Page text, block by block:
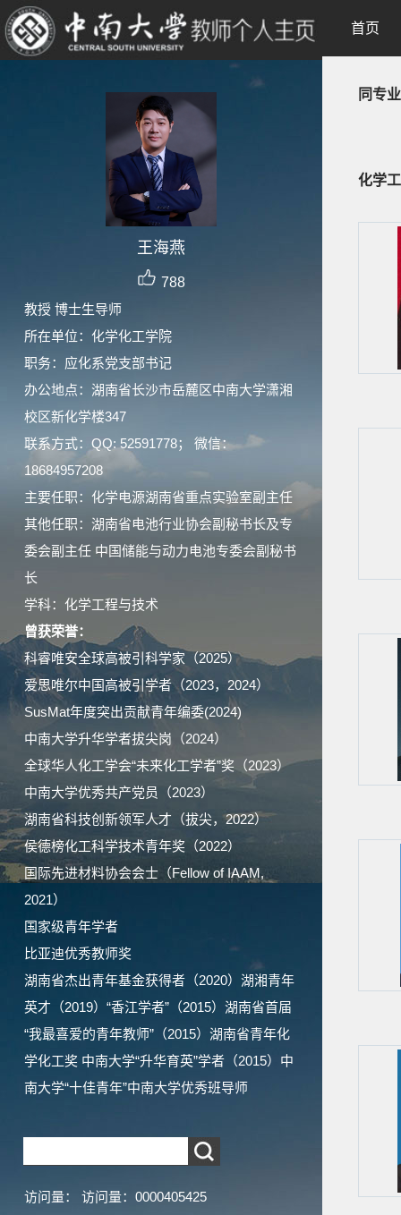
王海燕
788
教授 博士生导师
所在单位：化学化工学院
职务：应化系党支部书记
办公地点：湖南省长沙市岳麓区中南大学潇湘
校区新化学楼347
联系方式：QQ: 52591778； 微信：
18684957208
主要任职：化学电源湖南省重点实验室副主任
其他任职：湖南省电池行业协会副秘书长及专
委会副主任 中国储能与动力电池专委会副秘书
长
学科：化学工程与技术
曾获荣誉：
科睿唯安全球高被引科学家（2025）
爱思唯尔中国高被引学者（2023，2024）
SusMat年度突出贡献青年编委(2024)
中南大学升华学者拔尖岗（2024）
全球华人化工学会“未来化工学者”奖（2023）
中南大学优秀共产党员（2023）
湖南省科技创新领军人才（拔尖，2022）
侯德榜化工科学技术青年奖（2022）
国际先进材料协会会士（Fellow of IAAM,
2021）
国家级青年学者
比亚迪优秀教师奖
湖南省杰出青年基金获得者（2020）湖湘青年
英才（2019）“香江学者”（2015）湖南省首届
“我最喜爱的青年教师”（2015）湖南省青年化
学化工奖 中南大学“升华育英”学者（2015）中
南大学“十佳青年”中南大学优秀班导师
访问量： 访问量： 0000405425
首页
同专
化学